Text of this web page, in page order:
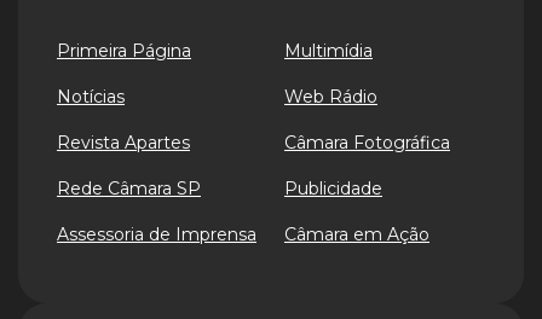
Primeira Página
Notícias
Revista Apartes
Rede Câmara SP
Assessoria de Imprensa
Multimídia
Web Rádio
Câmara Fotográfica
Publicidade
Câmara em Ação